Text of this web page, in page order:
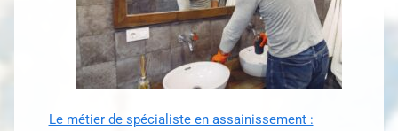
Le métier de spécialiste en assainissement :